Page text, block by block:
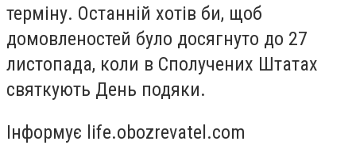
терміну. Останній хотів би, щоб
домовленостей було досягнуто до 27
листопада, коли в Сполучених Штатах
святкують День подяки.
Інформує life.obozrevatel.com